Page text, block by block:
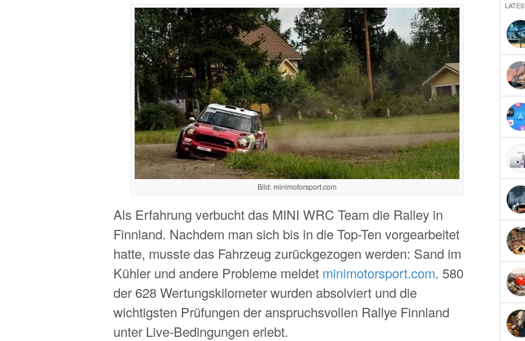
Bild: minimotorsport.com
Als Erfahrung verbucht das MINI WRC Team die Ralley in
Finnland. Nachdem man sich bis in die Top-Ten vorgearbeitet
hatte, musste das Fahrzeug zurückgezogen werden: Sand im
Kühler und andere Probleme meldet minimotorsport.com. 580
der 628 Wertungskilometer wurden absolviert und die
wichtigsten Prüfungen der anspruchsvollen Rallye Finnland
unter Live-Bedingungen erlebt.